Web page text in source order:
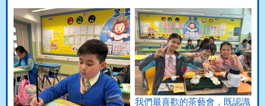
我們最喜歡的茶藝會，既認識